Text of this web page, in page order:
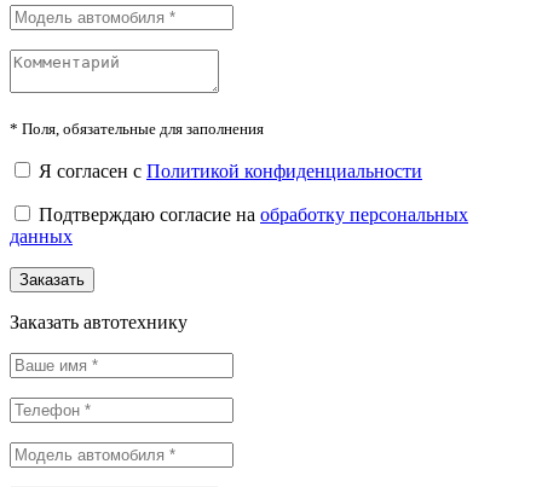
* Поля, обязательные для заполнения
Я согласен с Политикой конфиденциальности
Подтверждаю согласие на обработку персональных
данных
Заказать
Заказать автотехнику